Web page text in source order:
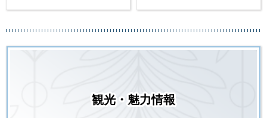
観光・魅力情報